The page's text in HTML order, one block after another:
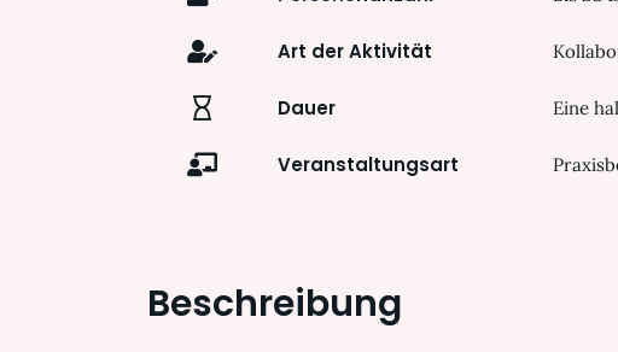
Art der Aktivität
Dauer Eine
Veranstaltungsart
Beschreibung